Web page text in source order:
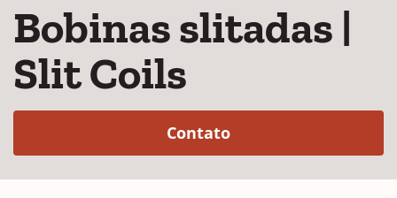
Bobinas slitadas |
Slit Coils
Contato(Opens in a new